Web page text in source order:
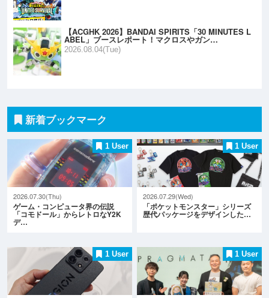
【ACGHK 2026】BANDAI SPIRITS「30 MINUTES L
ABEL」ブースレポート！マクロスやガン…
2026.08.04(Tue)
新着ブックマーク
1 User
2026.07.30(Thu)
ゲーム・コンピュータ界の伝説
「コモドール」からレトロなY2K
デ…
1 User
2026.07.29(Wed)
「ポケットモンスター」シリーズ
歴代パッケージをデザインした…
1 User 1 User